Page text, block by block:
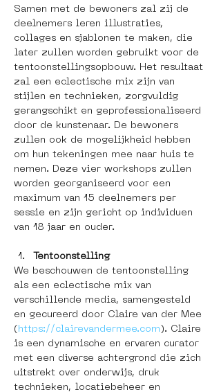
Samen met de bewoners zal zij de
deelnemers leren illustraties,
collages en sjablonen te maken, die
later zullen worden gebruikt voor de
tentoonstellingsopbouw. Het resultaat
zal een eclectische mix zijn van
stijlen en technieken, zorgvuldig
gerangschikt en geprofessionaliseerd
door de kunstenaar. De bewoners
zullen ook de mogelijkheid hebben
om hun tekeningen mee naar huis te
nemen. Deze vier workshops zullen
worden georganiseerd voor een
maximum van 15 deelnemers per
sessie en zijn gericht op individuen
van 18 jaar en ouder.
Tentoonstelling
We beschouwen de tentoonstelling
als een eclectische mix van
verschillende media, samengesteld
en gecureerd door Claire van der Mee
( https://clairevandermee.com ). Claire
is een dynamische en ervaren curator
met een diverse achtergrond die zich
uitstrekt over onderwijs, druk
technieken, locatiebeheer en